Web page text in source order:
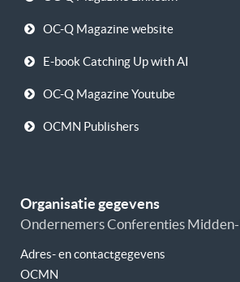
OC-Q Magazine website
E-book Catching Up with AI
OC-Q Magazine Youtube
OCMN Publishers
Organisatie gegevens
Ondernemers Conferenties
Adres- en contactgegevens
OCMN